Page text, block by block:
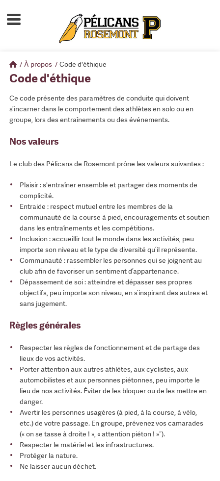
Accueil
Calendrier d'activités
Devenir membre
/ À propos / Code d'éthique
Code d'éthique
Ce code présente des paramètres de conduite qui doivent
s’incarner dans le comportement des athlètes en solo ou en
groupe, lors des entraînements ou des événements.
Nos valeurs
Le club des Pélicans de Rosemont prône les valeurs suivantes :
Plaisir : s'entraîner ensemble et partager des moments de
complicité.
Entraide : respect mutuel entre les membres de la
communauté de la course à pied, encouragements et soutien
dans les entraînements et les compétitions.
Inclusion : accueillir tout le monde dans les activités, peu
importe son niveau et le type de diversité qu’il représente.
Communauté : rassembler les personnes qui se joignent au
club afin de favoriser un sentiment d’appartenance.
Dépassement de soi : atteindre et dépasser ses propres
objectifs, peu importe son niveau, en s’inspirant des autres et
sans jugement.
Règles générales
Respecter les règles de fonctionnement et de partage des
lieux de vos activités.
Porter attention aux autres athlètes, aux cyclistes, aux
automobilistes et aux personnes piétonnes, peu importe le
lieu de nos activités. Éviter de les bloquer ou de les mettre en
danger.
Avertir les personnes usagères (à pied, à la course, à vélo,
etc.) de votre passage. En groupe, prévenez vos camarades
(« on se tasse à droite ! », « attention piéton ! »”).
Respecter le matériel et les infrastructures.
Protéger la nature.
Ne laisser aucun déchet.